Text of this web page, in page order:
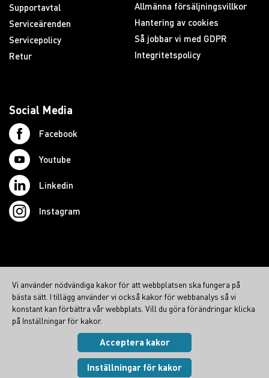
Supportavtal
Serviceärenden
Servicepolicy
Retur
Allmänna försäljningsvillkor
Hantering av cookies
Så jobbar vi med GDPR
Integritetspolicy
Social Media
Facebook
Youtube
Linkedin
Instagram
northcom.no
northcom.dk
northcom.fi
Cookies
Visa inställningar
Vi använder nödvändiga kakor för att webbplatsen ska fungera på
bästa sätt. I tillägg använder vi också kakor för webbanalys så vi
konstant kan förbättra vår webbplats. Vill du göra förändringar klicka
på Inställningar för kakor.
Acceptera kakor
Inställningar för kakor